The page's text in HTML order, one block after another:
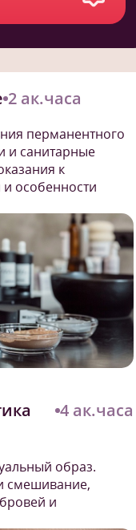
2 ак.часа
перманентного
и санитарные
к
особенности
4 ак.часа
образ.
смешивание,
и